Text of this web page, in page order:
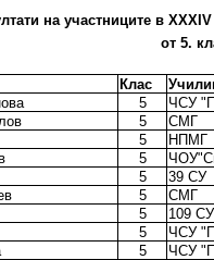
на участниците в
от 5.
Клас
5
ЧСУ
5
СМГ
5
НПМГ
5
5
39 СУ
5
СМГ
5
109 СУ
5
ЧСУ
5
ЧСУ